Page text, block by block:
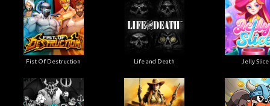
Fist Of Destruction Life and Death Jelly Slice